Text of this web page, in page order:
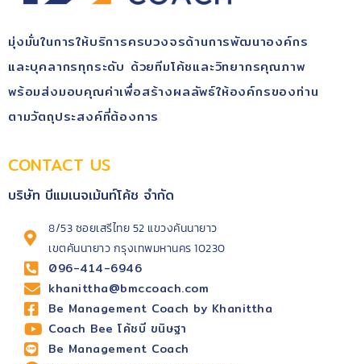
มุ่ง​มั่นในการให้บริการ​ครบวงจรด้านการพัฒนา​องค์กร​
และบุคลากรทุกระดับ​ ด้วยทีมโค้ช​และวิทยากรคุณ​ภาพ​
พร้อม​ส่งมอบคุณ​ค่า​เพื่อสร้างผลลัพธ์​ให้องค์กรของท่าน
ตามวัตถุประสงค์​ที่ต้องการ
CONTACT US
บริษัท บีแมเนจเม้นท์โค้ช จำกัด
8/53 ซอยเสรีไทย 52 แขวงคันนายาว
เขตคันนายาว กรุงเทพมหานคร 10230
096-414-6946
khanittha@bmccoach.com
Be Management Coach by Khanittha
Coach Bee โค้ชบี ขนิษฐา
Be Management Coach